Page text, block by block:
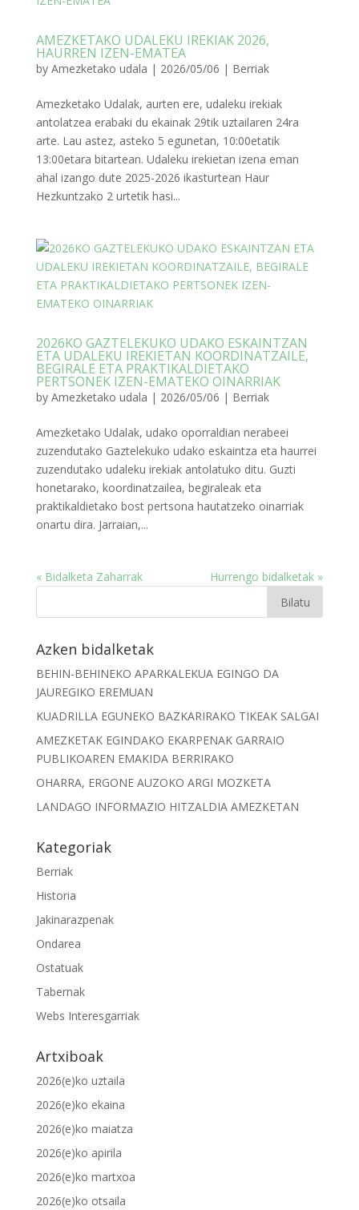
AMEZKETAKO UDALEKU IREKIAK 2026,
HAURREN IZEN-EMATEA
by Amezketako udala | 2026/05/06 | Berriak
Amezketako Udalak, aurten ere, udaleku irekiak
antolatzea erabaki du ekainak 29tik uztailaren 24ra
arte. Lau astez, asteko 5 egunetan, 10:00etatik
13:00etara bitartean. Udaleku irekietan izena eman
ahal izango dute 2025-2026 ikasturtean Haur
Hezkuntzako 2 urtetik hasi...
2026KO GAZTELEKUKO UDAKO ESKAINTZAN
ETA UDALEKU IREKIETAN KOORDINATZAILE,
BEGIRALE ETA PRAKTIKALDIETAKO
PERTSONEK IZEN-EMATEKO OINARRIAK
by Amezketako udala | 2026/05/06 | Berriak
Amezketako Udalak, udako oporraldian nerabeei
zuzendutako Gaztelekuko udako eskaintza eta haurrei
zuzendutako udaleku irekiak antolatuko ditu. Guzti
honetarako, koordinatzailea, begiraleak eta
praktikaldietako bost pertsona hautatzeko oinarriak
onartu dira. Jarraian,...
« Bidalketa Zaharrak Hurrengo bidalketak »
Azken bidalketak
BEHIN-BEHINEKO APARKALEKUA EGINGO DA
JAUREGIKO EREMUAN
KUADRILLA EGUNEKO BAZKARIRAKO TIKEAK SALGAI
AMEZKETAK EGINDAKO EKARPENAK GARRAIO
PUBLIKOAREN EMAKIDA BERRIRAKO
OHARRA, ERGONE AUZOKO ARGI MOZKETA
LANDAGO INFORMAZIO HITZALDIA AMEZKETAN
Kategoriak
Berriak
Historia
Jakinarazpenak
Ondarea
Ostatuak
Tabernak
Webs Interesgarriak
Artxiboak
2026(e)ko uztaila
2026(e)ko ekaina
2026(e)ko maiatza
2026(e)ko apirila
2026(e)ko martxoa
2026(e)ko otsaila